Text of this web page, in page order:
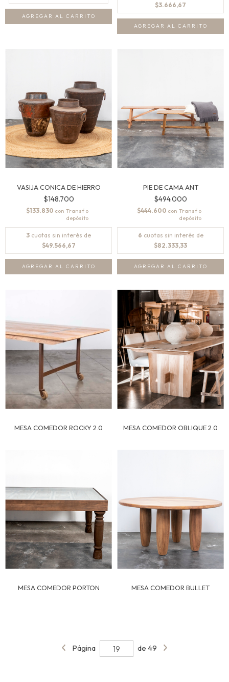
$3.666,67
VASIJA CONICA DE HIERRO
$148.700
$133.830 con
3 cuotas sin interés de
$49.566,67
AGREGAR AL CARRITO
PIE DE CAMA ANT
$494.000
$444.600 con
6 cuotas sin interés de
$82.333,33
AGREGAR AL CARRITO
MESA COMEDOR ROCKY 2.0 MESA COMEDOR OBLIQUE 2.0
MESA COMEDOR PORTON MESA COMEDOR BULLET
Página de 49